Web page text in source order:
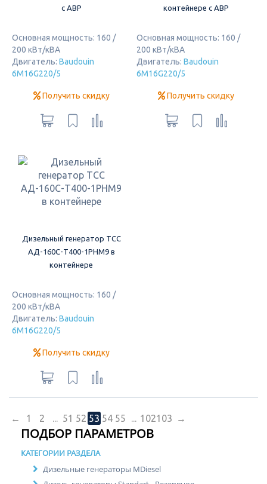
c АВР
Основная мощность: 160 /
200 кВт/кВА
Двигатель: Baudouin
6M16G220/5
Получить скидку
контейнере с АВР
Основная мощность: 160 /
200 кВт/кВА
Двигатель: Baudouin
6M16G220/5
Получить скидку
Дизельный генератор ТСС
АД-160С-Т400-1РНМ9 в
контейнере
Основная мощность: 160 /
200 кВт/кВА
Двигатель: Baudouin
6M16G220/5
Получить скидку
← 1 2 ... 51 52 53 54 55 ... 102103 →
ПОДБОР ПАРАМЕТРОВ
КАТЕГОРИИ РАЗДЕЛА
Дизельные генераторы MDiesel